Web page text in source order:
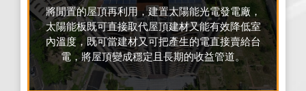
將閒置的屋頂再利用，建置太陽能光電發電廠，
太陽能板既可直接取代屋頂建材又能有效降低室
內溫度，既可當建材又可把產生的電直接賣給台
電，將屋頂變成穩定且長期的收益管道。